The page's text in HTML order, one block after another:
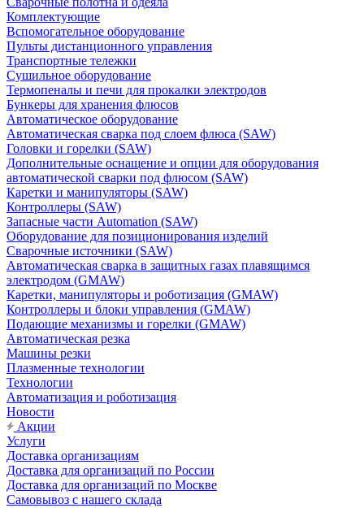
Комплектующие
Вспомогательное оборудование
Пульты дистанционного управления
Транспортные тележки
Сушильное оборудование
Термопеналы и печи для прокалки электродов
Бункеры для хранения флюсов
Автоматическое оборудование
Автоматическая сварка под слоем флюса (SAW)
Головки и горелки (SAW)
Дополнительные оснащение и опции для оборудования
автоматической сварки под флюсом (SAW)
Каретки и манипуляторы (SAW)
Контроллеры (SAW)
Запасные части Automation (SAW)
Оборудование для позиционирования изделий
Сварочные источники (SAW)
Автоматическая сварка в защитных газах плавящимся
электродом (GMAW)
Каретки, манипуляторы и роботизация (GMAW)
Контроллеры и блоки управления (GMAW)
Подающие механизмы и горелки (GMAW)
Автоматическая резка
Машины резки
Плазменные технологии
Технологии
Автоматизация и роботизация
Новости
Акции
Услуги
Доставка организациям
Доставка для организаций по России
Доставка для организаций по Москве
Самовывоз с нашего склада